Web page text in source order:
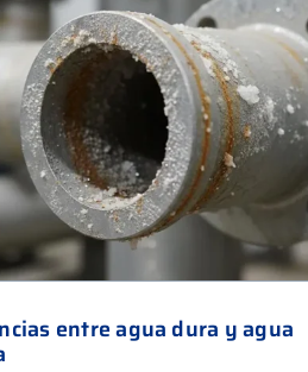
entre agua dura y agua